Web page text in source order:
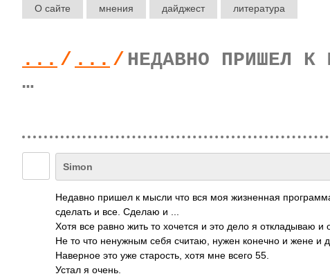
О сайте мнения дайджест литература
... / ... / НЕДАВНО ПРИШЕЛ К
…
Simon
Недавно пришел к мысли что вся моя жизненная
сделать и все. Сделаю и ...
Хотя все равно жить то хочется и это дело я откладываю и
Не то что ненужным себя считаю, нужен конечно и жене и
Наверное это уже старость, хотя мне всего 55.
Устал я очень.